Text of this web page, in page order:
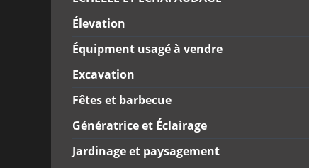
Élevation
Équipment usagé à vendre
Excavation
Fêtes et barbecue
Génératrice et Éclairage
Jardinage et paysagement